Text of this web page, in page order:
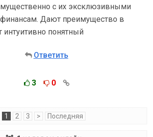
с их эксклюзивными
Дают преимущество в
интуитивно понятный
Ответить
3 0
1 2 3 > Последняя